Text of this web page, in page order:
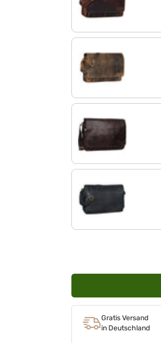
florida - braun
calais - braun
cognac - dunkelbraun
schwarz
Gratis Versand
in Deutschland